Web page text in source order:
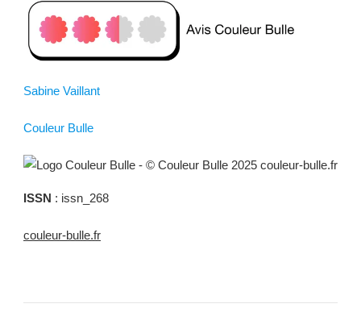
Sabine Vaillant
Couleur Bulle
ISSN : issn_268
couleur-bulle.fr